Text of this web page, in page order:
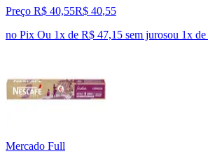
Preço R$ 40,55R$ 40,55
no Pix Ou 1x de R$ 47,15 sem jurosou 1x de
Mercado Full